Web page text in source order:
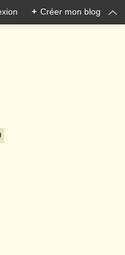
+ Créer mon blog